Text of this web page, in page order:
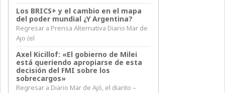
Los BRICS+ y el cambio en el mapa
del poder mundial ¿Y Argentina?
Regresar a Prensa Alternativa Diario Mar de
Ajo (el
Axel Kicillof: «El gobierno de Milei
está queriendo apropiarse de esta
decisión del FMI sobre los
sobrecargos»
Regresar a Diario Mar de Ajó, el diarito –